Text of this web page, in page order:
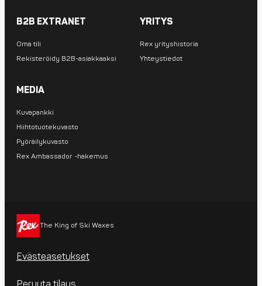
B2B EXTRANET
Oma tili
Rekisteröidy B2B-asiakkaaksi
YRITYS
Rex yrityshistoria
Yhteystiedot
MEDIA
Kuvapankki
Hiihtotuotekuvasto
Pyöräilykuvasto
Rex Ambassador -hakemus
The King of Ski Waxes
Evästeasetukset